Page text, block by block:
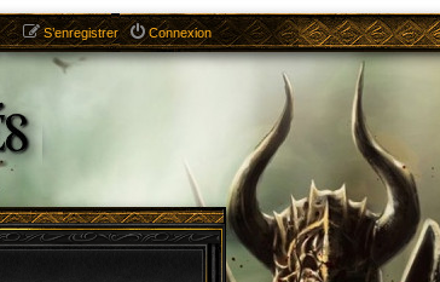
Connexion
S’enregistrer